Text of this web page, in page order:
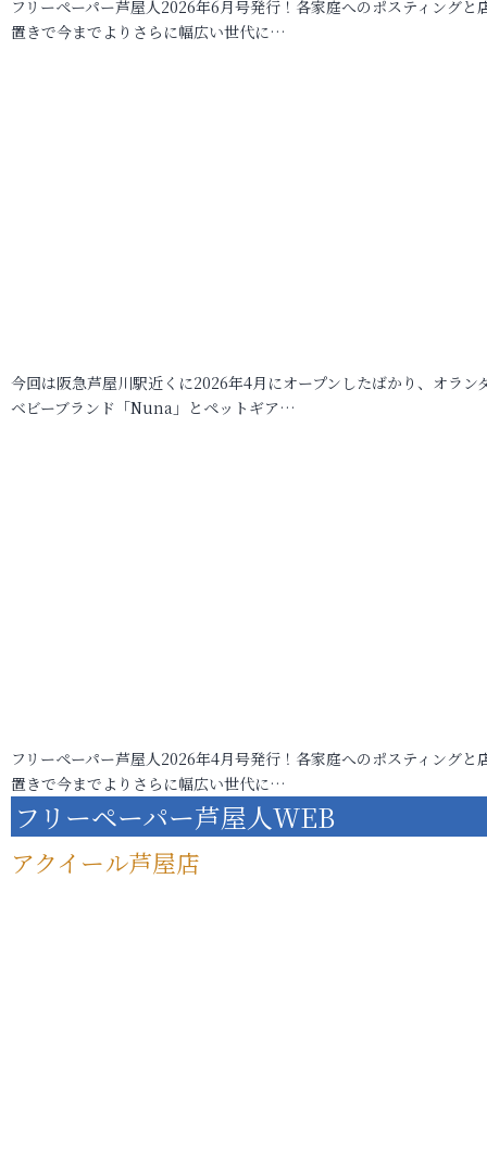
フリーペーパー芦屋人2026年6月号発行！各家庭へのポスティングと
置きで今までよりさらに幅広い世代に…
今回は阪急芦屋川駅近くに2026年4月にオープンしたばかり、オラン
ベビーブランド「Nuna」とペットギア…
フリーペーパー芦屋人2026年4月号発行！各家庭へのポスティングと
置きで今までよりさらに幅広い世代に…
フリーペーパー芦屋人WEB
アクイール芦屋店